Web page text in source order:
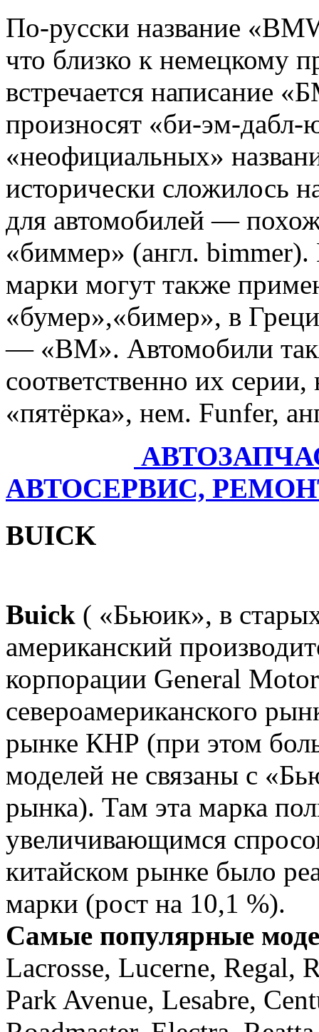
По-русски название
что близко к немецкому
встречается написание
произносят «би-эм-дабл-
«неофициальных»
исторически сложилось
для автомобилей —
«биммер» (англ.
марки могут также
«бумер»,«бимер», в
— «BM». Автомобили
соответственно их
«пятёрка», нем. Funfer,
АВТОСЕРВИС,
BUICK
Buick ( «Бьюик», в
американский
корпорации General
североамериканского
рынке КНР (при этом
моделей не связаны с
рынка). Там эта марка
увеличивающимся
китайском рынке было
марки (рост на 10,1 %).
Самые популярные
Lacrosse, Lucerne, Regal,
Park Avenue, Lesabre,